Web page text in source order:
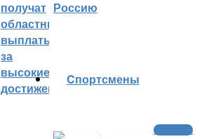
получат
областные
выплаты
за
высокие
достижения
Россию
Cпортсмены
Волейбол